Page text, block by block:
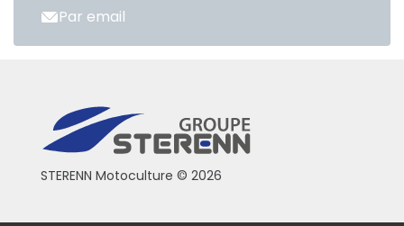
Par email
STERENN Motoculture © 2026